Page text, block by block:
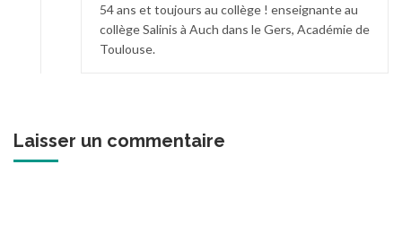
54 ans et toujours au collège ! enseignante au
collège Salinis à Auch dans le Gers, Académie de
Toulouse.
Laisser un commentaire